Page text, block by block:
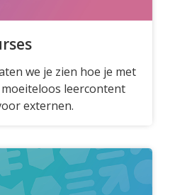
we je zien hoe je met
moeiteloos leercontent
externen.